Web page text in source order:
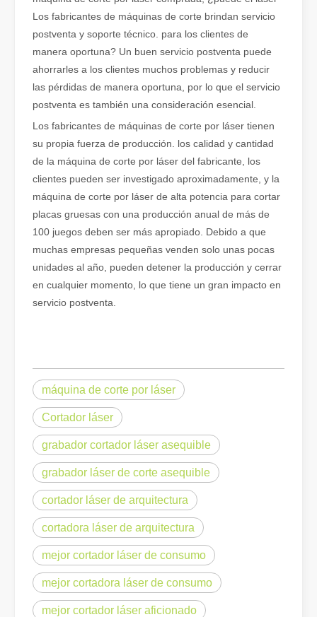
¿Es una buena elección? ¿Qué tan fuerte es la soldadura láser?
La soldadura láser ha revolucionado la fabricación moderna
¿Qué es el corte por láser? La ciencia del corte En esencia, el
Los fabricantes de máquinas de corte brindan servicio
postventa y soporte técnico. para los clientes de
manera oportuna? Un buen servicio postventa puede
ahorrarles a los clientes muchos problemas y reducir
las pérdidas de manera oportuna, por lo que el servicio
postventa es también una consideración esencial.
Los fabricantes de máquinas de corte por láser tienen
su propia fuerza de producción. los calidad y cantidad
de la máquina de corte por láser del fabricante, los
clientes pueden ser investigado aproximadamente, y la
máquina de corte por láser de alta potencia para cortar
placas gruesas con una producción anual de más de
100 juegos deben ser más apropiado. Debido a que
muchas empresas pequeñas venden solo unas pocas
unidades al año, pueden detener la producción y cerrar
en cualquier momento, lo que tiene un gran impacto en
servicio postventa.
máquina de corte por láser
Cortador láser
grabador cortador láser asequible
grabador láser de corte asequible
cortador láser de arquitectura
cortadora láser de arquitectura
mejor cortador láser de consumo
mejor cortadora láser de consumo
mejor cortador láser aficionado